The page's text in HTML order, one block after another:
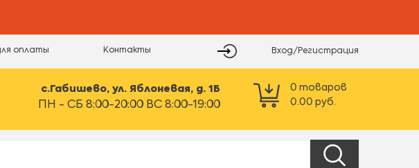
оплаты Контакты Вход/Регистрация
с.Габишево, ул. Яблоневая, д. 1Б
ПН - СБ 8:00-20:00 ВС 8:00-19:00
0 товаров
0.00 руб.